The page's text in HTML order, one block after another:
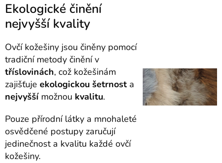
Ekologické činění
nejvyšší kvality
Ovčí kožešiny jsou činěny pomocí
tradiční metody činění v
tříslovinách, což kožešinám
zajišťuje ekologickou šetrnost a
nejvyšší možnou kvalitu.
Pouze přírodní látky a mnohaleté
osvědčené postupy zaručují
jedinečnost a kvalitu každé ovčí
kožešiny.